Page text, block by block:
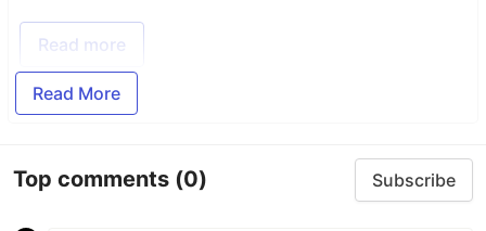
Read more
Read More
Top comments (0) Subscribe